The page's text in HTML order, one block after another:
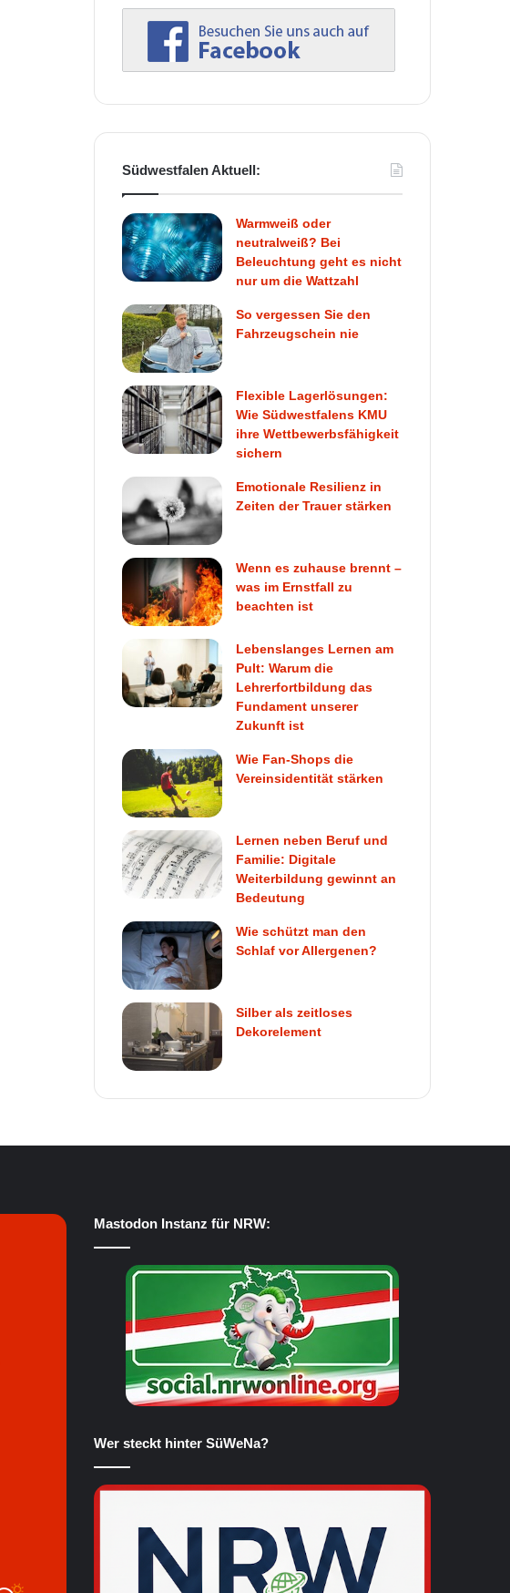
Südwestfalen Aktuell:
Warmweiß oder
neutralweiß? Bei
Beleuchtung geht es nicht
nur um die Wattzahl
So vergessen Sie den
Fahrzeugschein nie
Flexible Lagerlösungen:
Wie Südwestfalens KMU
ihre Wettbewerbsfähigkeit
sichern
Emotionale Resilienz in
Zeiten der Trauer stärken
Wenn es zuhause brennt –
was im Ernstfall zu
beachten ist
Lebenslanges Lernen am
Pult: Warum die
Lehrerfortbildung das
Fundament unserer
Zukunft ist
Wie Fan-Shops die
Vereinsidentität stärken
Lernen neben Beruf und
Familie: Digitale
Weiterbildung gewinnt an
Bedeutung
Wie schützt man den
Schlaf vor Allergenen?
Silber als zeitloses
Dekorelement
Mastodon Instanz für NRW:
Wer steckt hinter SüWeNa?